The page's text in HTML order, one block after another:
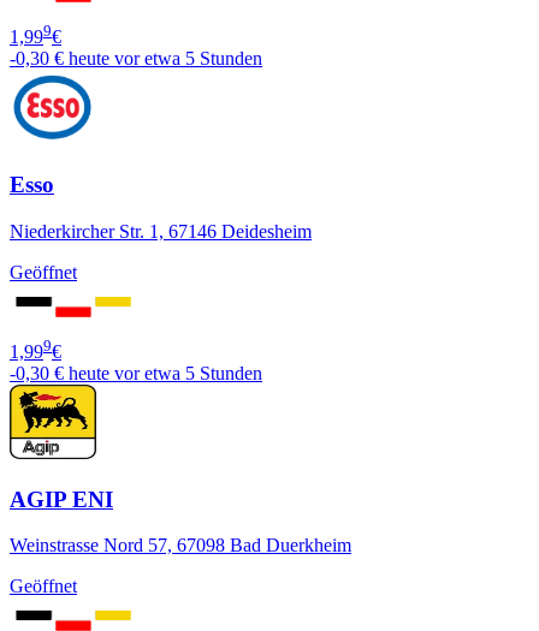
1,999€
-0,30 € heute vor etwa 5 Stunden
Esso
Niederkircher Str. 1, 67146 Deidesheim
Geöffnet
1,999€
-0,30 € heute vor etwa 5 Stunden
AGIP ENI
Weinstrasse Nord 57, 67098 Bad Duerkheim
Geöffnet